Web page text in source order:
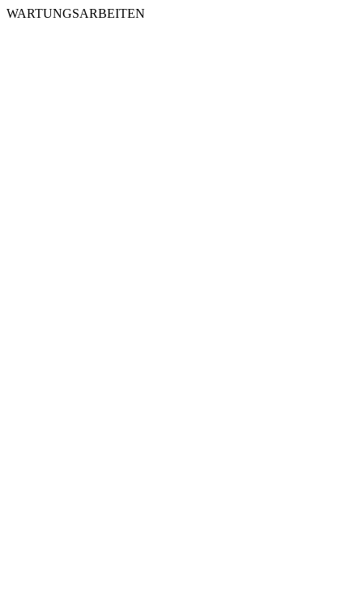
WARTUNGSARBEITEN